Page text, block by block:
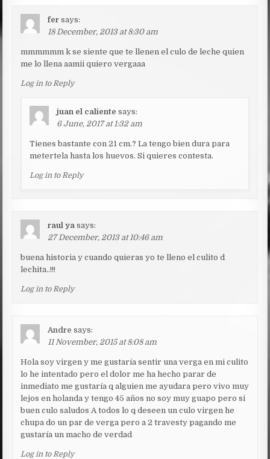
fer says:
18 December, 2013 at 8:30 am
mmmmmm k se siente que te llenen el culo de leche quien
me lo llena aamii quiero vergaaa
Log in to Reply
juan el caliente says:
6 June, 2017 at 1:32 am
Tienes bastante con 21 cm.? La tengo bien dura para
metertela hasta los huevos. Si quieres contesta.
Log in to Reply
raul ya says:
27 December, 2013 at 10:46 am
buena historia y cuando quieras yo te lleno el culito d
lechita..!!!
Log in to Reply
Andre says:
11 November, 2015 at 8:08 am
Hola soy virgen y me gustaría sentir una verga en mi culito
lo he intentado pero el dolor me ha hecho parar de
inmediato me gustaría q alguien me ayudara pero vivo muy
lejos en holanda y tengo 45 años no soy muy guapo pero si
buen culo saludos A todos lo q deseen un culo virgen he
chupa do un par de verga pero a 2 travesty pagando me
gustaría un macho de verdad
Log in to Reply